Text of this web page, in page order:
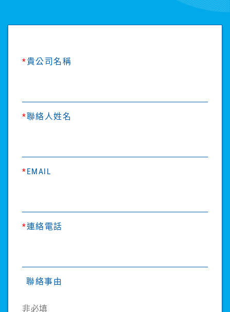
*貴公司名稱
*聯絡人姓名
*EMAIL
*連絡電話
聯絡事由